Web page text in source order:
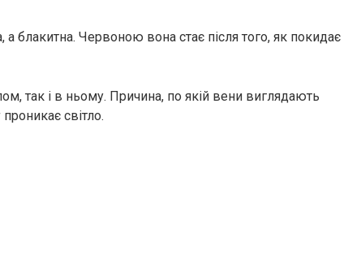
а блакитна. Червоною вона стає після того, як покидає
так і в ньому. Причина, по якій вени виглядають
світло.